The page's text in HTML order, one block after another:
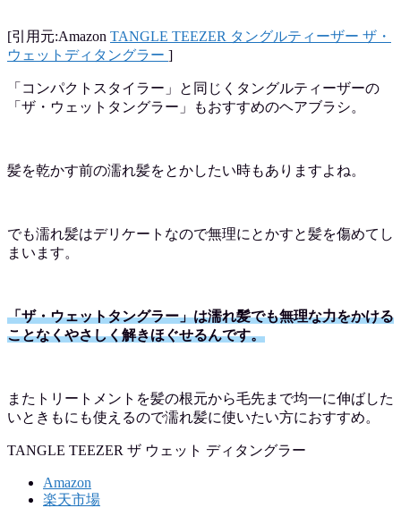
[引用元:Amazon TANGLE TEEZER タングルティーザー ザ・
ウェットディタングラー ]
「コンパクトスタイラー」と同じくタングルティーザーの
「ザ・ウェットタングラー」もおすすめのヘアブラシ。
髪を乾かす前の濡れ髪をとかしたい時もありますよね。
でも濡れ髪はデリケートなので無理にとかすと髪を傷めてし
まいます。
「ザ・ウェットタングラー」は濡れ髪でも無理な力をかける
ことなくやさしく解きほぐせるんです。
またトリートメントを髪の根元から毛先まで均一に伸ばした
いときもにも使えるので濡れ髪に使いたい方におすすめ。
TANGLE TEEZER ザ ウェット ディタングラー
Amazon
楽天市場